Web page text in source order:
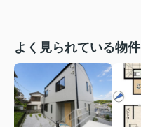
よく見られている物件